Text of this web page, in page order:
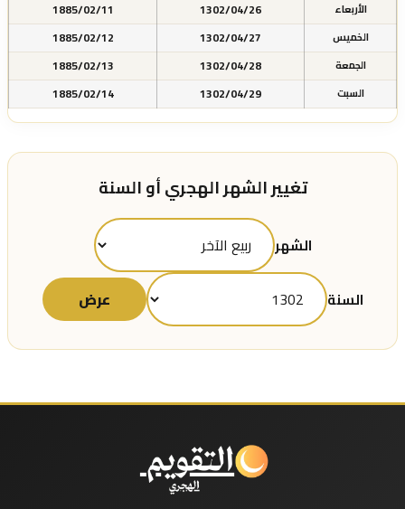
الأربعاء 1302/04/26
1885/02/11
الخميس 1302/04/27
1885/02/12
الجمعة 1302/04/28
1885/02/13
السبت 1302/04/29
1885/02/14
تغيير الشهر الهجري أو السنة
الشهر
السنة عرض